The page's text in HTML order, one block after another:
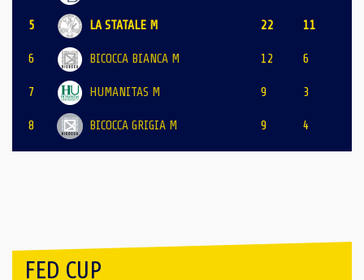
5 LA STATALE M 22 11
6 BICOCCA BIANCA M 12 6
7 HUMANITAS M 9 3
8 BICOCCA GRIGIA M 9 4
FED CUP